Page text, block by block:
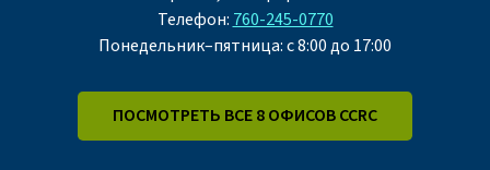
Телефон: 760-245-0770
Понедельник–пятница: с 8:00 до 17:00
ПОСМОТРЕТЬ ВСЕ 8 ОФИСОВ CCRC